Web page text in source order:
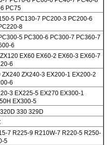
PC75
5 PC130-7 PC200-3 PC200-6
8
5 PC300-6 PC300-7 PC360-7
6
EX60 EX60-2 EX60-3 EX60-7
6
ZX240-3 EX200-1 EX200-2
6
3 EX225-5 EX270 EX300-1
EX300-5
330 329D
7 R225-9 R210W-7 R220-5 R250-
5